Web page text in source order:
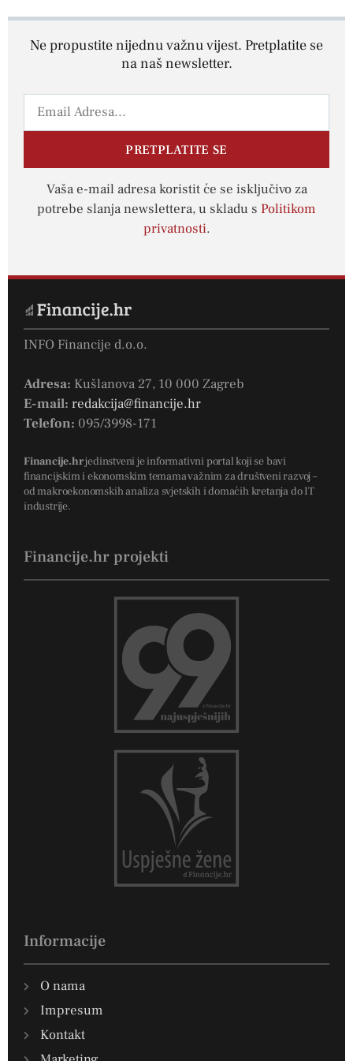
Ne propustite nijednu važnu vijest. Pretplatite se
na naš newsletter.
PRETPLATITE SE
Vaša e-mail adresa koristit će se isključivo za
potrebe slanja newslettera, u skladu s Politikom
privatnosti.
INFO Financije d.o.o.
Adresa: Kušlanova 27, 10 000 Zagreb
E-mail: redakcija@financije.hr
Telefon: 095/3998-171
Financije.hrjedinstveni je informativni portal koji se bavi
financijskim i ekonomskim temama važnim za društveni razvoj –
od makroekonomskih analiza svjetskih i domaćih kretanja do IT
industrije.
Financije.hr projekti
Informacije
O nama
Impresum
Kontakt